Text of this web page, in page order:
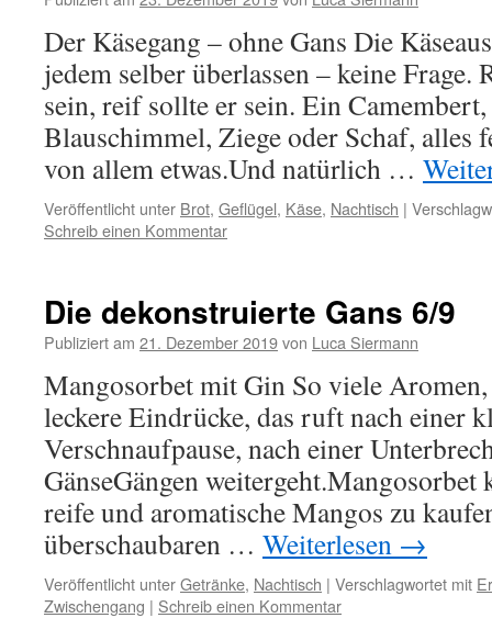
Der Käsegang – ohne Gans Die
jedem selber überlassen – keine Frage.
sein, reif sollte er sein. Ein
Blauschimmel, Ziege oder Schaf, alles
von allem etwas.Und natürlich …
Veröffentlicht unter Brot, Geflügel, Käse, Nachtisch |
Schreib einen Kommentar
Die dekonstruierte Gans 6/9
Publiziert am 21. Dezember 2019von Luca Siermann
Mangosorbet mit Gin So viele
leckere Eindrücke, das ruft nach einer
Verschnaufpause, nach einer
GänseGängen weitergeht.Mangosorbet
reife und aromatische Mangos zu
überschaubaren … Weiterlesen →
Veröffentlicht unterGetränke, Nachtisch | Verschlagwortet mit
Zwischengang | Schreib einen Kommentar